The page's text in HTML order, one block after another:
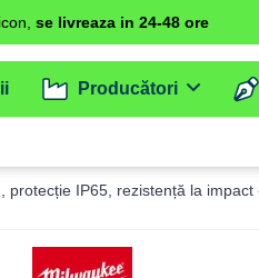
se livreaza in 24-48 ore
Producători
IP65, rezistență la